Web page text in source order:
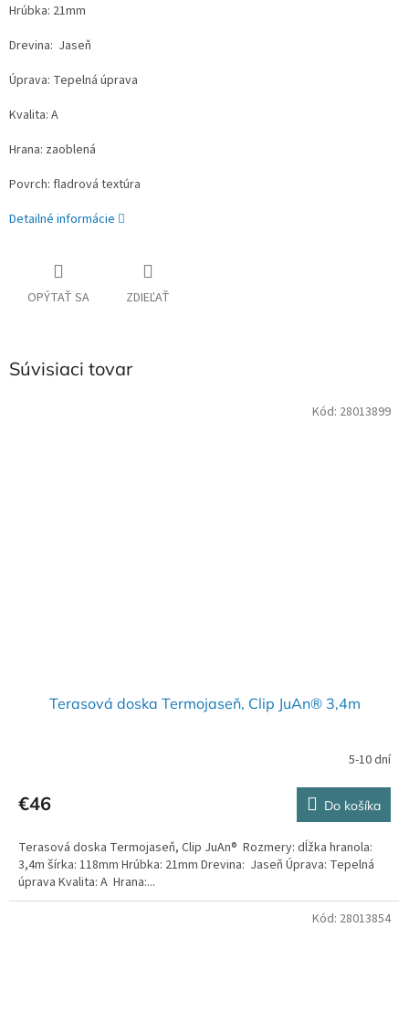
Hrúbka: 21mm
Drevina: Jaseň
Úprava: Tepelná úprava
Kvalita: A
Hrana: zaoblená
Povrch: fladrová textúra
Detailné informácie
OPÝTAŤ SA ZDIEĽAŤ
Súvisiaci tovar
Terasová doska Termojaseň, Clip JuAn® 3,4m
5-10 dní
€46 Do košíka
Terasová doska Termojaseň, Clip JuAn® Rozmery: dĺžka hranola:
3,4m šírka: 118mm Hrúbka: 21mm Drevina: Jaseň Úprava: Tepelná
úprava Kvalita: A Hrana:...
Kód: 28013899
Kód: 28013854